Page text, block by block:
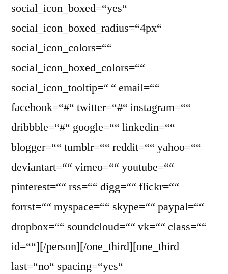
social_icon_boxed=“yes“
social_icon_boxed_radius=“4px“
social_icon_colors=““
social_icon_boxed_colors=““
social_icon_tooltip=“ “ email=““
facebook=“#“ twitter=“#“ instagram=““
dribbble=“#“ google=““ linkedin=““
blogger=““ tumblr=““ reddit=““ yahoo=““
deviantart=““ vimeo=““ youtube=““
pinterest=““ rss=““ digg=““ flickr=““
forrst=““ myspace=““ skype=““ paypal=““
dropbox=““ soundcloud=““ vk=““ class=““
id=““][/person][/one_third][one_third
last=“no“ spacing=“yes“